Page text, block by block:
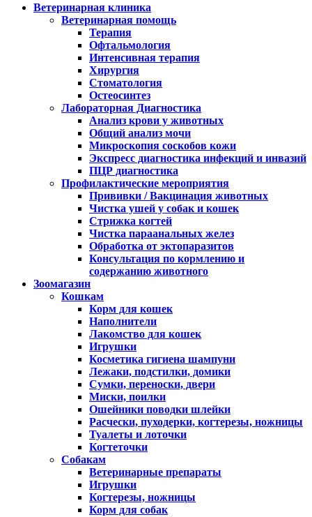
Ветеринарная клиника
Ветеринарная помощь
Терапия
Офтальмология
Интенсивная терапия
Хирургия
Стоматология
Остеосинтез
Лабораторная Диагностика
Анализ крови у животных
Общий анализ мочи
Микроскопия соскобов кожи
Экспресс диагностика инфекций и инвазий
ПЦР диагностика
Профилактические мероприятия
Прививки / Вакцинация животных
Чистка ушей у собак и кошек
Стрижка когтей
Чистка параанальных желез
Обработка от эктопаразитов
Консультация по кормлению и
содержанию животного
Зоомагазин
Кошкам
Корм для кошек
Наполнители
Лакомство для кошек
Игрушки
Косметика гигиена шампуни
Лежаки, подстилки, домики
Сумки, переноски, двери
Миски, поилки
Ошейники поводки шлейки
Расчески, пуходерки, когтерезы, ножницы
Туалеты и лоточки
Когтеточки
Собакам
Ветеринарные препараты
Игрушки
Когтерезы, ножницы
Корм для собак